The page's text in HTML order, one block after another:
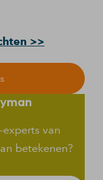
>>
van
betekenen?